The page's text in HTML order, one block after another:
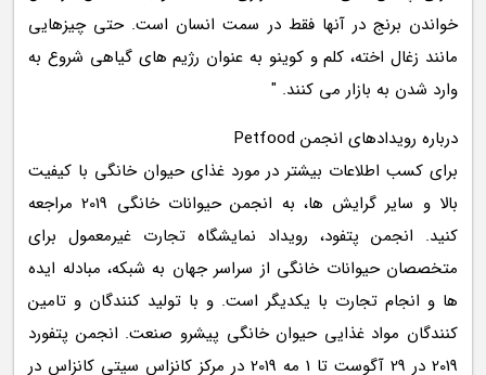
خواندن برنج در آنها فقط در سمت انسان است. حتی چیزهایی
مانند زغال اخته، کلم و کوینو به عنوان رژیم های گیاهی شروع به
وارد شدن به بازار می کنند. "
درباره رویدادهای انجمن Petfood
برای کسب اطلاعات بیشتر در مورد غذای حیوان خانگی با کیفیت
بالا و سایر گرایش ها، به انجمن حیوانات خانگی 2019 مراجعه
کنید. انجمن پتفود، رویداد نمایشگاه تجارت غیرمعمول برای
متخصصان حیوانات خانگی از سراسر جهان به شبکه، مبادله ایده
ها و انجام تجارت با یکدیگر است. و با تولید کنندگان و تامین
کنندگان مواد غذایی حیوان خانگی پیشرو صنعت. انجمن پتفورد
2019 در 29 آگوست تا 1 مه 2019 در مرکز کانزاس سیتی کانزاس در